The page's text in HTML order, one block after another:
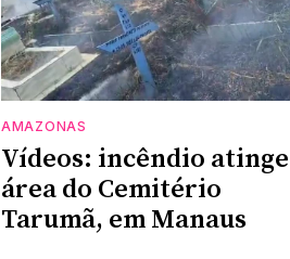
AMAZONAS
Vídeos: incêndio atinge
área do Cemitério
Tarumã, em Manaus